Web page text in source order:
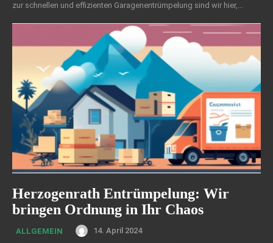
zur schnellen und effizienten Garagenentrümpelung sind wir hier,...
Herzogenrath Entrümpelung: Wir
bringen Ordnung in Ihr Chaos
ALLGEMEIN
14. April 2024